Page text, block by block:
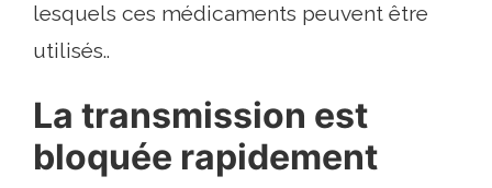
lesquels ces médicaments peuvent être
utilisés..
La transmission est
bloquée rapidement